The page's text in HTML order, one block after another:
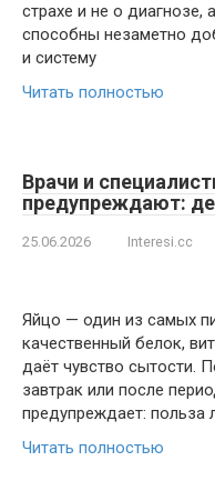
страхе и не о
способны незаметно
и систему
Читать полностью
Врачи и
предупреждают:
25.06.2026 Interesi.cc
Яйцо — один из самых
качественный белок,
даёт чувство сытости.
завтрак или после
предупреждает: польза
Читать полностью